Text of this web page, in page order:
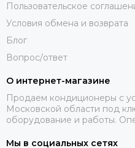
Пользовательское
Условия обмена и возврата
Блог
Вопрос/ответ
О интернет-магазине
Продаем кондиционеры с
Московской области под
оборудование и работы.
Мы в социальных сетях